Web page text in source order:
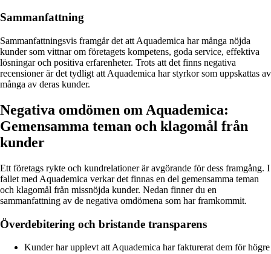
Sammanfattning
Sammanfattningsvis framgår det att Aquademica har många nöjda
kunder som vittnar om företagets kompetens, goda service, effektiva
lösningar och positiva erfarenheter. Trots att det finns negativa
recensioner är det tydligt att Aquademica har styrkor som uppskattas av
många av deras kunder.
Negativa omdömen om Aquademica:
Gemensamma teman och klagomål från
kunder
Ett företags rykte och kundrelationer är avgörande för dess framgång. I
fallet med Aquademica verkar det finnas en del gemensamma teman
och klagomål från missnöjda kunder. Nedan finner du en
sammanfattning av de negativa omdömena som har framkommit.
Överdebitering och bristande transparens
Kunder har upplevt att Aquademica har fakturerat dem för högre